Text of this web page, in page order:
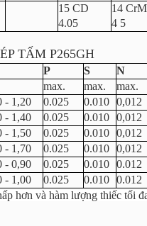
15 CD
4.05
14
4 5
TẤM P265GH
P S N
max. max. max.
- 1,20 0.025 0.010 0,012
- 1,40 0.025 0.010 0,012
- 1,50 0.025 0.010 0,012
- 1,70 0.025 0.010 0,012
- 0,90 0.025 0.010 0.012
- 1,00 0.025 0.010 0.012
hơn và hàm lượng thiếc tối